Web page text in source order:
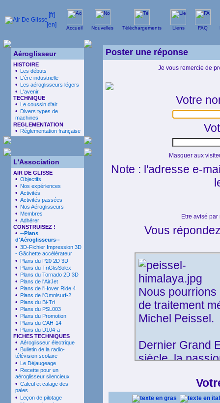
Accueil Nouvelles Téléchargements Liens FAQ
Aéroglisseur
HISTOIRE
• Les débuts
• L'ère industrielle
• Les aéroglisseurs légers
• L'avenir
TECHNIQUE
• Le coussin d'air
• Divers types de
machines
REGLEMENTATION
• Réglementation française
L'Association
AIR DE GLISSE
• Objectifs
• Nos expériences
• Activités
• Activités passées
• Nos Aéroglisseurs
• Membres
• Adhérer
CONSTRUISEZ !
• --Plans
d'Aéroglisseurs--
• 3D-Fichier Impression 3D
- Gâchette accélérateur
• Plans du P20 2D 3D
• Plans du TriGlisSolex
• Plans du Tornado 2D 3D
• Plans de l'AirJet
• Plans de l'Hover Ride 4
• Plans de l'Omnisurf-2
• Plans du Bi-Tri
• Plans du PSL003
• Plans du Promotion
• Plans du CAH-14
• Plans du D104-a
FICHES TECHNIQUES
• Aéroglisseur électrique
• Bulletin de la radio-
télévision scolaire
• Le Déjaugeage
• Recette pour un
aéroglisseur silencieux
• Calcul et calage des
pales
• Leçon de pilotage
Poster une réponse
Je vous remercie de
Votre
Masquer aux
Note : l'adresse e-
Etre avisé
Vous
Nous
de traitement
Michel Peissel.
Dernier Grand
siècle, la
réglementaire
caste, notre